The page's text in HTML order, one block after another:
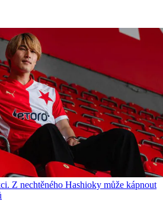
Z nechtěného Hashioky může kápnout